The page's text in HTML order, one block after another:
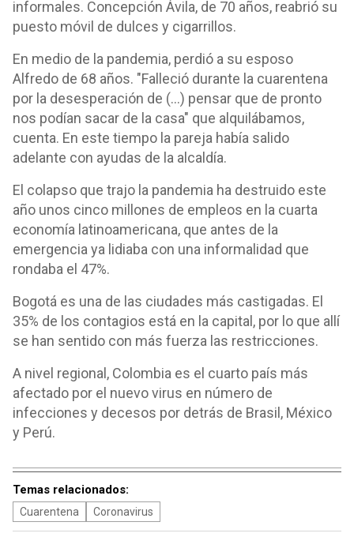
informales. Concepción Ávila, de 70 años, reabrió su
puesto móvil de dulces y cigarrillos.
En medio de la pandemia, perdió a su esposo
Alfredo de 68 años. "Falleció durante la cuarentena
por la desesperación de (...) pensar que de pronto
nos podían sacar de la casa" que alquilábamos,
cuenta. En este tiempo la pareja había salido
adelante con ayudas de la alcaldía.
El colapso que trajo la pandemia ha destruido este
año unos cinco millones de empleos en la cuarta
economía latinoamericana, que antes de la
emergencia ya lidiaba con una informalidad que
rondaba el 47%.
Bogotá es una de las ciudades más castigadas. El
35% de los contagios está en la capital, por lo que allí
se han sentido con más fuerza las restricciones.
A nivel regional, Colombia es el cuarto país más
afectado por el nuevo virus en número de
infecciones y decesos por detrás de Brasil, México
y Perú.
Temas relacionados:
Cuarentena Coronavirus